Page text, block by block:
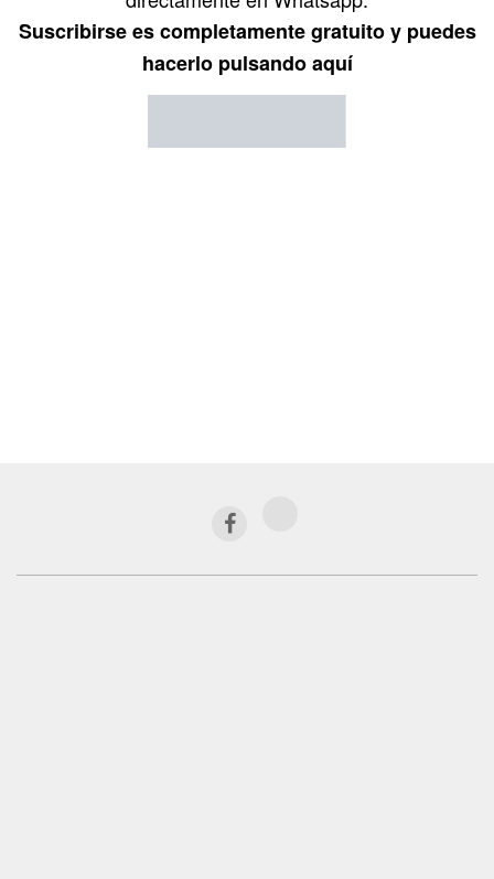
Suscribirse es completamente gratuito y puedes
hacerlo pulsando aquí